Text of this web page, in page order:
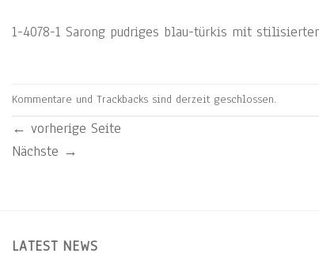
1-4078-1 Sarong pudriges blau-türkis mit
Kommentare und Trackbacks sind derzeit geschlossen.
← vorherige Seite
Nächste →
LATEST NEWS